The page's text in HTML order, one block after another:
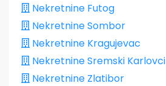
Nekretnine Futog
Nekretnine Sombor
Nekretnine Kragujevac
Nekretnine Sremski Karlovci
Nekretnine Zlatibor